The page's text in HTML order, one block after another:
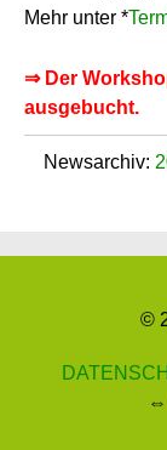
Mehr unter *
⇒ Der
ausgebucht.
Newsarchiv:
©
⇔